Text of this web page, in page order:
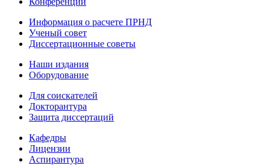
Информация о расчете ПРНД
Ученый совет
Диссертационные советы
Наши издания
Оборудование
Для соискателей
Докторантура
Защита диссертаций
Кафедры
Лицензии
Аспирантура